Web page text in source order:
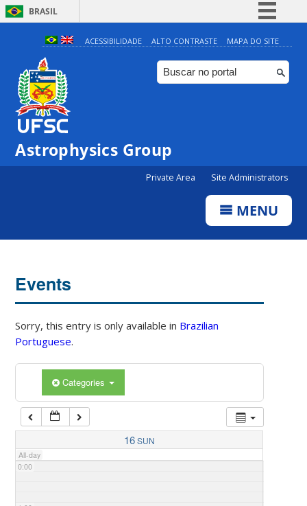
BRASIL
Simplifique!
Comunica BR
Participe
ACESSIBILIDADE ALTO CONTRASTE MAPA DO SITE
Astrophysics Group
Private Area Site Administrators
MENU
Events
Sorry, this entry is only available in Brazilian
Portuguese.
Categories
16SUN
All-day
0:00